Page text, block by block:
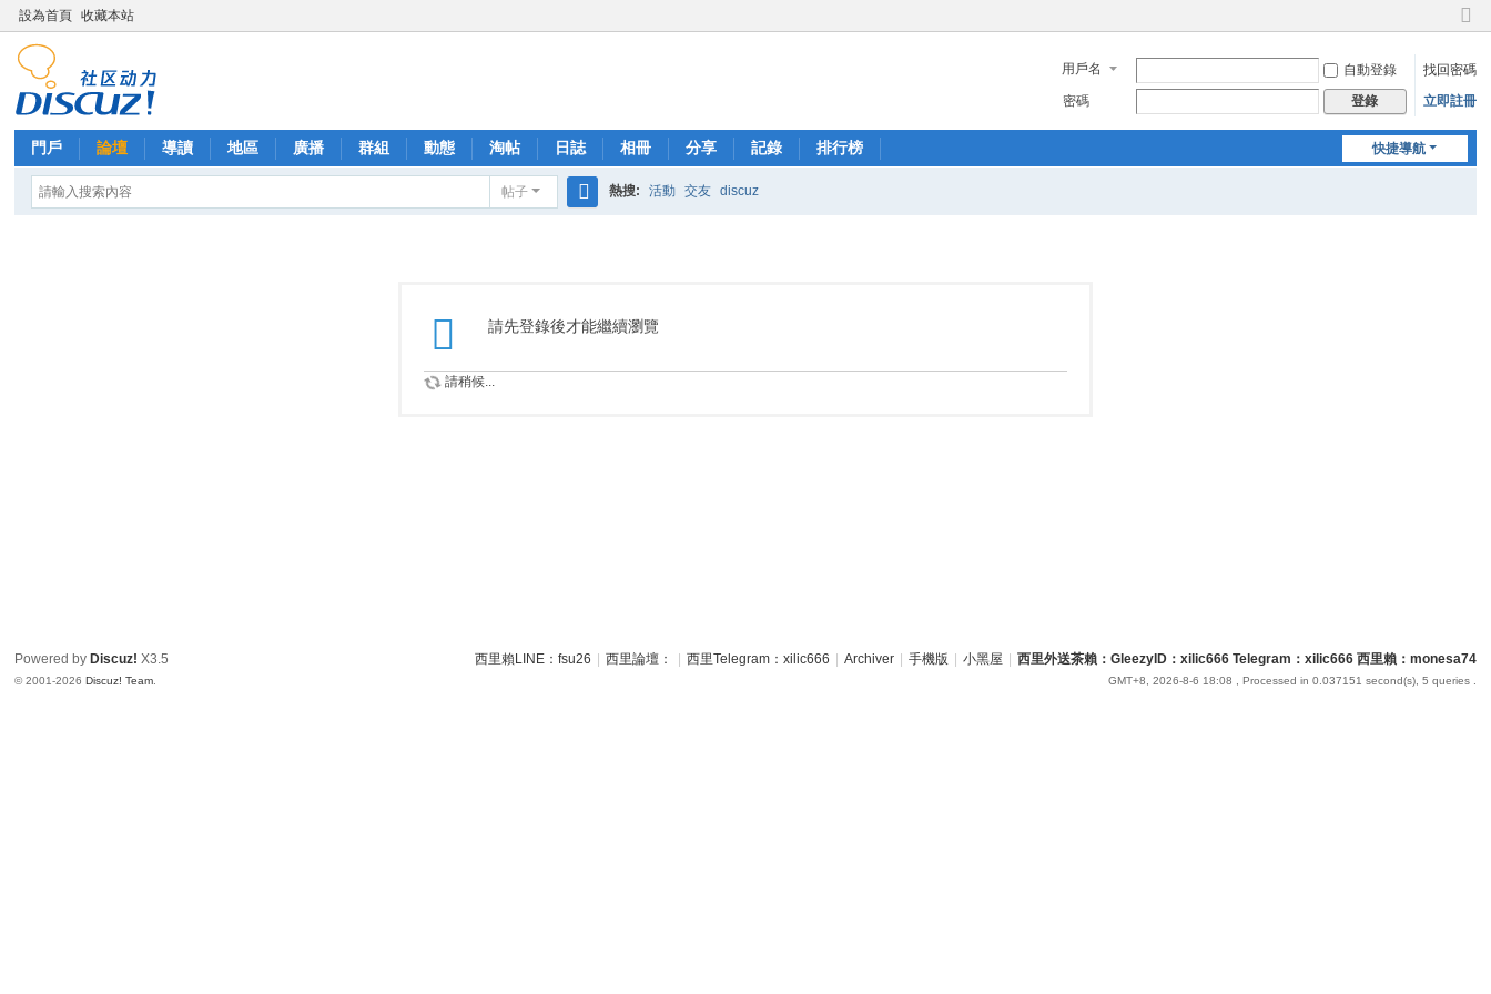
設為首頁 收藏本站
切
到
窄
用戶名 自動登錄
找回密碼
密碼
登錄 立即註冊
快捷導航
門戶 論壇 導讀 地區 廣播 群組 動態 淘帖 日誌 相冊 分享 記錄 排行榜
帖子 熱搜: 活動 交友 discuz
請先登錄後才能繼續瀏覽
請稍候...
西里賴LINE：fsu26 西里論壇： 西里Telegram：xilic666 Archiver 手機版 小黑屋 西里外送茶賴：GleezyID：xilic666 Telegram：xilic666 西里賴：monesa74
GMT+8, 2026-8-6 18:08 , Processed in 0.037151 second(s), 5 queries .
Powered by Discuz! X3.5
© 2001-2026Discuz! Team